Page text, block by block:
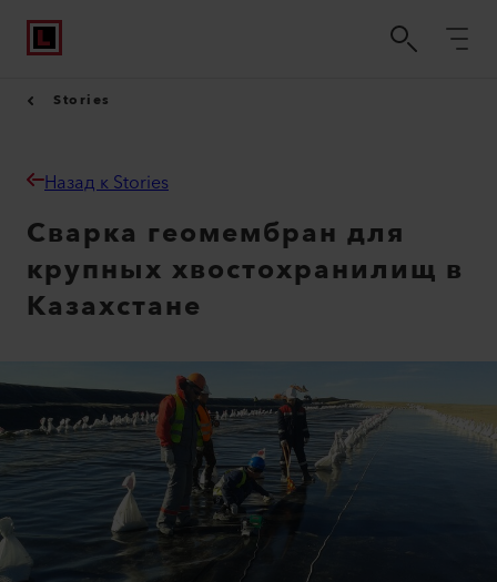
Stories
Назад к Stories
Сварка геомембран для
крупных хвостохранилищ в
Казахстане